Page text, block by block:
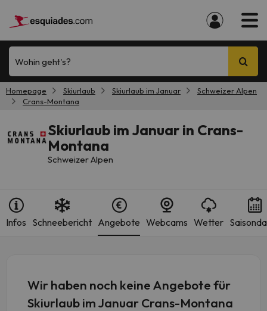
Wohin geht's?
Homepage Skiurlaub Skiurlaub im Januar
Schweizer Alpen
Crans-Montana
Skiurlaub im Januar in Crans-
Montana
Schweizer Alpen
Infos Schneebericht Angebote Webcams Wetter
Wir haben noch keine Angebote für
Skiurlaub im Januar Crans-Montana